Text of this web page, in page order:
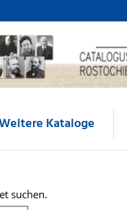
Kataloge
suchen.